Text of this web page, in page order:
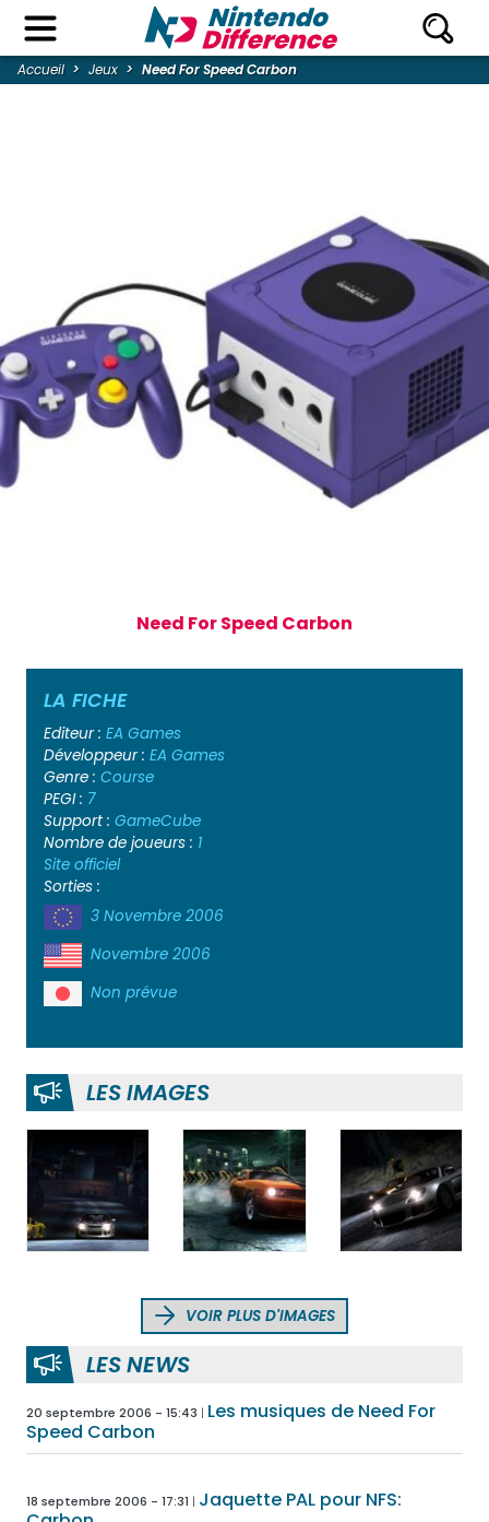
Accueil Jeux Need For Speed Carbon
Need For Speed Carbon
LA FICHE
Editeur : EA Games
Développeur : EA Games
Genre : Course
PEGI : 7
Support : GameCube
Nombre de joueurs : 1
Site officiel
Sorties :
3 Novembre 2006
Novembre 2006
Non prévue
LES IMAGES
VOIR PLUS D'IMAGES
LES NEWS
20 septembre 2006 - 15:43
Les musiques de Need For
Speed Carbon
18 septembre 2006 - 17:31
Jaquette PAL pour NFS: